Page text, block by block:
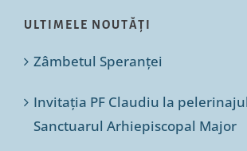
ULTIMELE NOUTĂȚI
Zâmbetul Speranței
Invitația PF Claudiu la
Sanctuarul Arhiepiscopal Major